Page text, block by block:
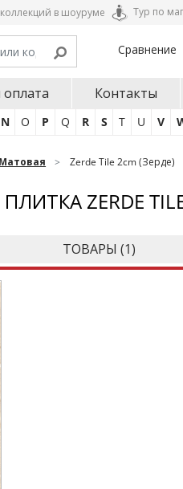
в шоуруме Тур по
Сравнение
Контакты
N O P Q R S T U V
Матовая Zerde Tile 2cm (Зерде)
ZERDE
ТОВАРЫ (1)